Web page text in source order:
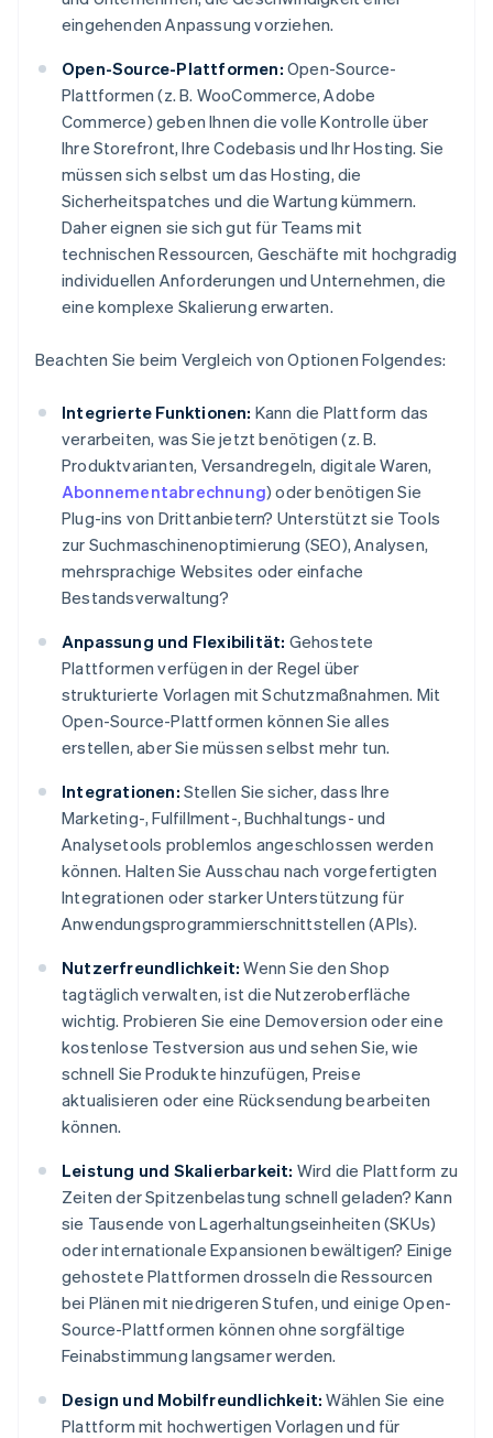
eingehenden Anpassung vorziehen.
Open-Source-Plattformen: Open-Source-
Plattformen (z. B. WooCommerce, Adobe
Commerce) geben Ihnen die volle Kontrolle über
Ihre Storefront, Ihre Codebasis und Ihr Hosting. Sie
müssen sich selbst um das Hosting, die
Sicherheitspatches und die Wartung kümmern.
Daher eignen sie sich gut für Teams mit
technischen Ressourcen, Geschäfte mit hochgradig
individuellen Anforderungen und Unternehmen, die
eine komplexe Skalierung erwarten.
Beachten Sie beim Vergleich von Optionen Folgendes:
Integrierte Funktionen: Kann die Plattform das
verarbeiten, was Sie jetzt benötigen (z. B.
Produktvarianten, Versandregeln, digitale Waren,
Abonnementabrechnung) oder benötigen Sie
Plug-ins von Drittanbietern? Unterstützt sie Tools
zur Suchmaschinenoptimierung (SEO), Analysen,
mehrsprachige Websites oder einfache
Bestandsverwaltung?
Anpassung und Flexibilität: Gehostete
Plattformen verfügen in der Regel über
strukturierte Vorlagen mit Schutzmaßnahmen. Mit
Open-Source-Plattformen können Sie alles
erstellen, aber Sie müssen selbst mehr tun.
Integrationen: Stellen Sie sicher, dass Ihre
Marketing-, Fulfillment-, Buchhaltungs- und
Analysetools problemlos angeschlossen werden
können. Halten Sie Ausschau nach vorgefertigten
Integrationen oder starker Unterstützung für
Anwendungsprogrammierschnittstellen (APIs).
Nutzerfreundlichkeit: Wenn Sie den Shop
tagtäglich verwalten, ist die Nutzeroberfläche
wichtig. Probieren Sie eine Demoversion oder eine
kostenlose Testversion aus und sehen Sie, wie
schnell Sie Produkte hinzufügen, Preise
aktualisieren oder eine Rücksendung bearbeiten
können.
Leistung und Skalierbarkeit: Wird die Plattform zu
Zeiten der Spitzenbelastung schnell geladen? Kann
sie Tausende von Lagerhaltungseinheiten (SKUs)
oder internationale Expansionen bewältigen? Einige
gehostete Plattformen drosseln die Ressourcen
bei Plänen mit niedrigeren Stufen, und einige Open-
Source-Plattformen können ohne sorgfältige
Feinabstimmung langsamer werden.
Design und Mobilfreundlichkeit: Wählen Sie eine
Plattform mit hochwertigen Vorlagen und für